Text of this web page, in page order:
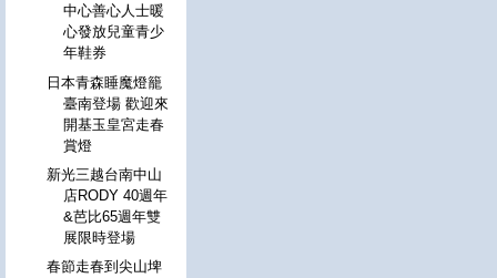
中心善心人士暖
心發放兒童青少
年鞋券
日本青森睡魔燈籠
臺南登場 歡迎來
開基玉皇宮走春
賞燈
新光三越台南中山
店RODY 40週年
&芭比65週年雙
展限時登場
春節走春到尖山埤